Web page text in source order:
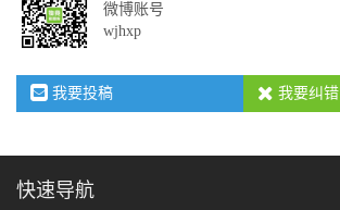
微博账号
wjhxp
我要投稿 我要纠错
快速导航